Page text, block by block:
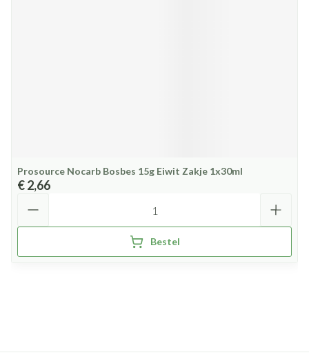
Prosource Nocarb Bosbes 15g Eiwit Zakje 1x30ml
€ 2,66
Bestel